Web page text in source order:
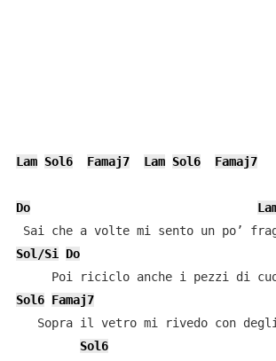
Lam Sol6 Famaj7 Lam Sol6 Famaj7
Do
Sol/Si Do
Sol6 Famaj7
Sopra il vetro mi rivedo con
Sol6